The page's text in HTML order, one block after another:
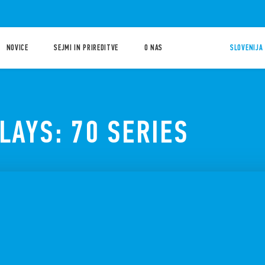
NOVICE SEJMI IN PRIREDITVE O NAS
70 SERIES